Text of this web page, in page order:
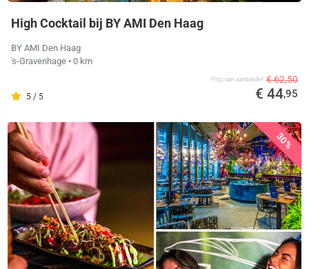
High Cocktail bij BY AMI Den Haag
BY AMI Den Haag
's-Gravenhage • 0 km
5 / 5
Prijs van aanbieder € 62,50
€ 44,95
30%